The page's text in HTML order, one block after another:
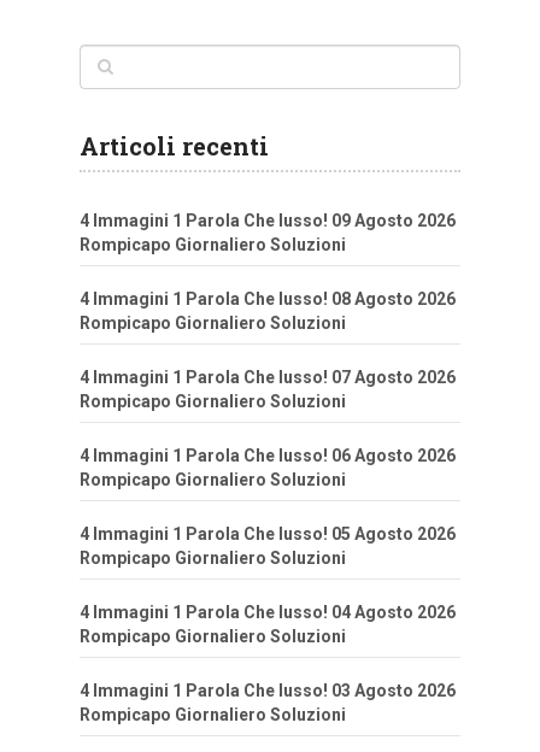
Articoli recenti
4 Immagini 1 Parola Che lusso! 09 Agosto 2026
Rompicapo Giornaliero Soluzioni
4 Immagini 1 Parola Che lusso! 08 Agosto 2026
Rompicapo Giornaliero Soluzioni
4 Immagini 1 Parola Che lusso! 07 Agosto 2026
Rompicapo Giornaliero Soluzioni
4 Immagini 1 Parola Che lusso! 06 Agosto 2026
Rompicapo Giornaliero Soluzioni
4 Immagini 1 Parola Che lusso! 05 Agosto 2026
Rompicapo Giornaliero Soluzioni
4 Immagini 1 Parola Che lusso! 04 Agosto 2026
Rompicapo Giornaliero Soluzioni
4 Immagini 1 Parola Che lusso! 03 Agosto 2026
Rompicapo Giornaliero Soluzioni